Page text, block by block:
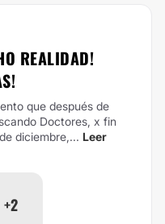
REALIDAD!
que después de
Doctores, x fin
diciembre,... Leer
+2